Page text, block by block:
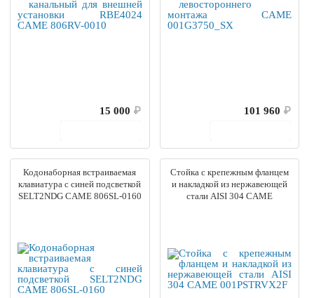
15 000 ₽
101 960 ₽
Кодонаборная встраиваемая
клавиатура с синей подсветкой
SELT2NDG CAME 806SL-0160
Стойка с крепежным фланцем
и накладкой из нержавеющей
стали AISI 304 CAME